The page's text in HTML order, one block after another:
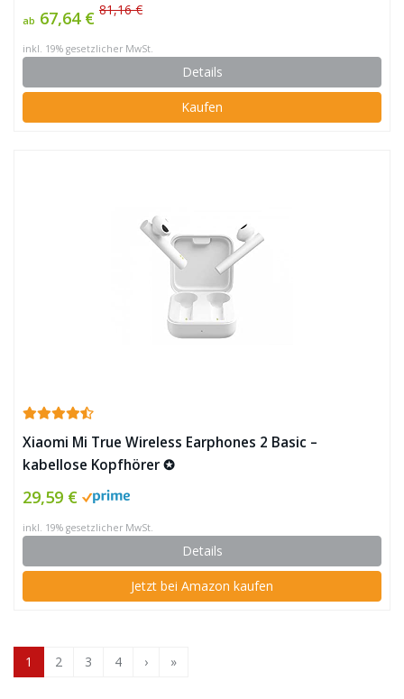
ab 67,64 € 81,16 €
inkl. 19% gesetzlicher MwSt.
Details
Kaufen
Xiaomi Mi True Wireless Earphones 2 Basic –
kabellose Kopfhörer ✪
29,59 €
inkl. 19% gesetzlicher MwSt.
Details
Jetzt bei Amazon kaufen
1 2 3 4 › »